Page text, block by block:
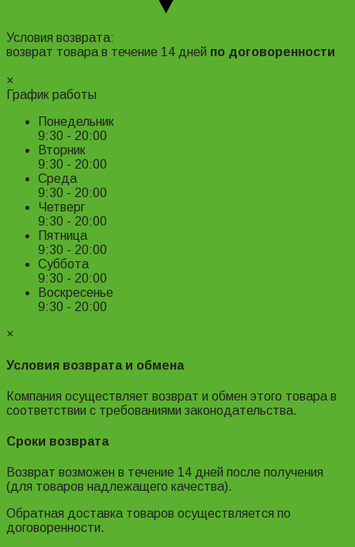
Условия возврата:
возврат товара в течение 14 дней по договоренности
×
График работы
Понедельник
9:30 - 20:00
Вторник
9:30 - 20:00
Среда
9:30 - 20:00
Четверг
9:30 - 20:00
Пятница
9:30 - 20:00
Суббота
9:30 - 20:00
Воскресенье
9:30 - 20:00
×
Условия возврата и обмена
Компания осуществляет возврат и обмен этого товара в
соответствии с требованиями законодательства.
Сроки возврата
Возврат возможен в течение 14 дней после получения
(для товаров надлежащего качества).
Обратная доставка товаров осуществляется по
договоренности.